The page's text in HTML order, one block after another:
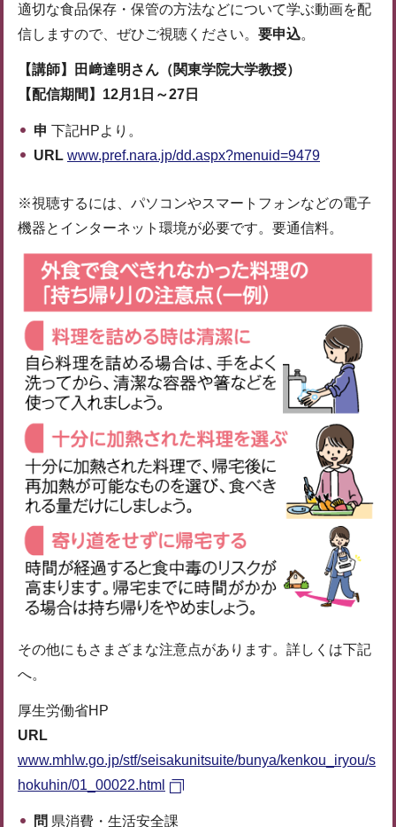
適切な食品保存・保管の方法などについて学ぶ動画を配
信しますので、ぜひご視聴ください。 要申込。
【講師】田﨑達明さん（関東学院大学教授）
【配信期間】12月1日～27日
申 下記HPより。
URL www.pref.nara.jp/dd.aspx?menuid=9479
※視聴するには、パソコンやスマートフォンなどの電子
機器とインターネット環境が必要です。要通信料。
その他にもさまざまな注意点があります。詳しくは下記
へ。
厚生労働省HP
URL
www.mhlw.go.jp/stf/seisakunitsuite/bunya/kenkou_iryou/s
hokuhin/01_00022.html
問 県消費・生活安全課